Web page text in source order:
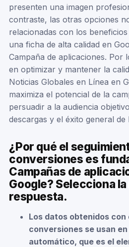
presenten una imagen
contraste, las otras opciones
relacionadas con los
una ficha de alta calidad en
Campaña de aplicaciones. Por
en optimizar y mantener la
Noticias Globales en Línea en
maximiza el potencial de la
persuadir a la audiencia
descargas y el éxito general de
¿Por qué el
conversiones es
Campañas de
Google? Selecciona
respuesta.
Los datos obtenidos con
conversiones se usan
automático, que es el